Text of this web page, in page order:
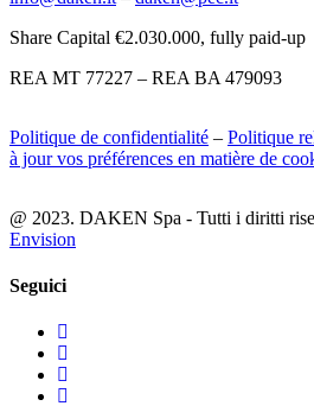
Share Capital €2.030.000, fully paid-up
REA MT 77227 – REA BA 479093
Politique de confidentialité – Politique
à jour vos préférences en matière de
@ 2023. DAKEN Spa - Tutti i diritti
Envision
Seguici